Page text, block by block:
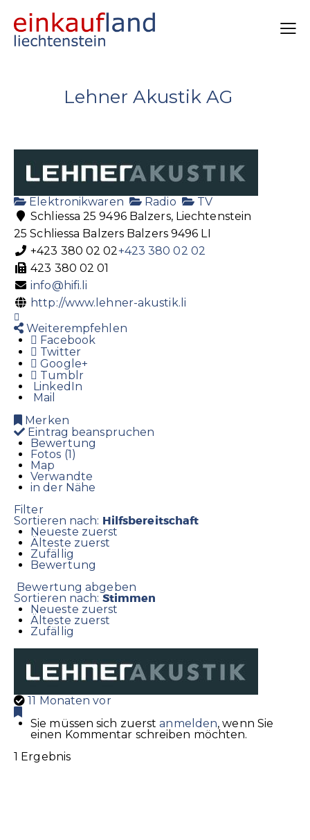
Lehner Akustik AG
Elektronikwaren Radio
TV
Schliessa 25 9496 Balzers, Liechtenstein
25 Schliessa Balzers Balzers 9496 LI
+423 380 02 02+423 380 02 02
423 380 02 01
info@hifi.li
http://www.lehner-akustik.li
Weiterempfehlen
Facebook
Twitter
Google+
Tumblr
LinkedIn
Mail
Merken
Eintrag beanspruchen
Bewertung
Fotos (1)
Map
Verwandte
in der Nähe
Filter
Sortieren nach: Hilfsbereitschaft
Neueste zuerst
Älteste zuerst
Zufällig
Bewertung
Bewertung abgeben
Sortieren nach: Stimmen
Neueste zuerst
Älteste zuerst
Zufällig
11 Monaten vor
Sie müssen sich zuerstanmelden, wenn Sie
einen Kommentar schreiben möchten.
1 Ergebnis